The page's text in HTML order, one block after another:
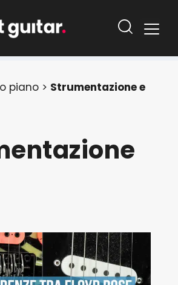
piano> Strumentazione e